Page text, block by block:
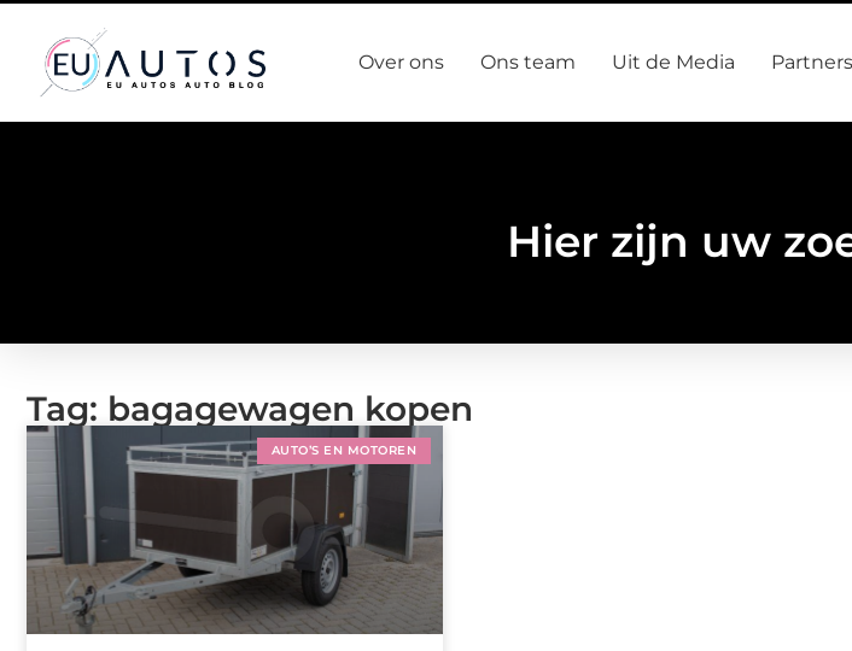
Over ons Ons team Uit de Media Partners
Hier zijn uw
Tag: bagagewagen kopen
AUTO’S EN MOTOREN